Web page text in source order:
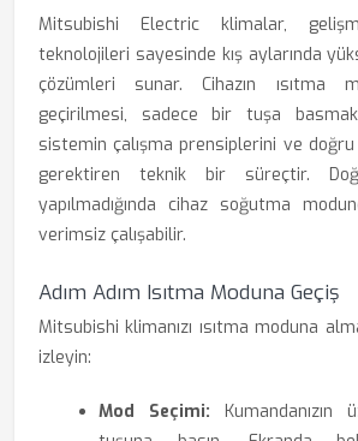
Mitsubishi Electric klimalar,
teknolojileri sayesinde kış aylarında
çözümleri sunar. Cihazın ısıtma
geçirilmesi, sadece bir tuşa
sistemin çalışma prensiplerini ve doğru
gerektiren teknik bir süreçtir.
yapılmadığında cihaz soğutma
verimsiz çalışabilir.
Adım Adım Isıtma Moduna Geçiş
Mitsubishi klimanızı ısıtma moduna
izleyin:
Mod Seçimi: Kumandanızın